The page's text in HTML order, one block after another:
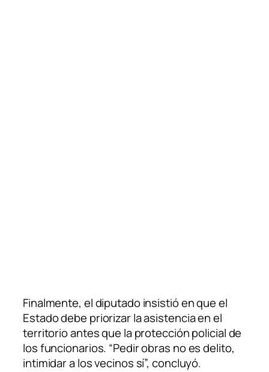
Finalmente, el diputado insistió en que el
Estado debe priorizar la asistencia en el
territorio antes que la protección policial de
los funcionarios. “Pedir obras no es delito,
intimidar a los vecinos sí”, concluyó.